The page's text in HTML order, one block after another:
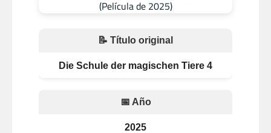
📝 Título original
Die Schule der magischen Tiere 4
📅 Año
2025